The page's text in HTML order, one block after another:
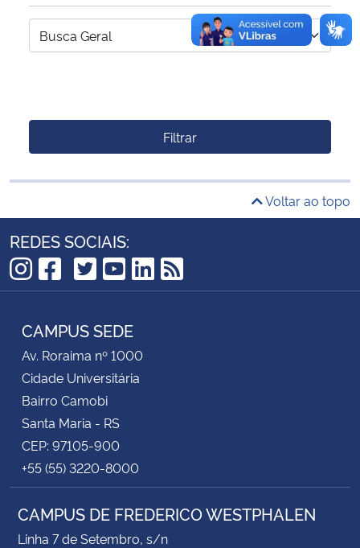
Filtrar
Voltar ao topo
REDES SOCIAIS:
Instagram
Facebook
TikTok
Twitter
YouTube
LinkedIn
RSS
CAMPUS SEDE
Av. Roraima nº 1000
Cidade Universitária
Bairro Camobi
Santa Maria - RS
CEP: 97105-900
+55 (55) 3220-8000
CAMPUS DE FREDERICO WESTPHALEN
Linha 7 de Setembro, s/n